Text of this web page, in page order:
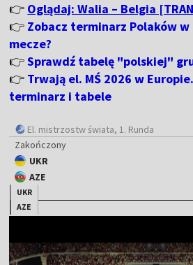
👉 Oglądaj: Walia – Belgia
👉 Zobacz terminarz Polaków w
mecze?
👉Sprawdź tabelę "polskiej"
👉 Trwają el. MŚ 2026 w
terminarz i tabele
El. mistrzostw świata, 1. Runda
Zakończony
UKR
AZE
UKR
AZE